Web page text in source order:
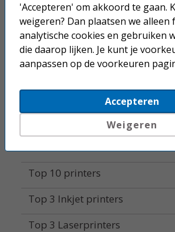
Alle printers
Mobiele printers
Accessoires
Supplies
Top 10 printers
Top 3 Inkjet printers
Top 3 Laserprinters
'Accepteren' om akkoord te gaan.
weigeren? Dan plaatsen we alleen
analytische cookies en gebruiken
die daarop lijken. Je kunt je
aanpassen op de voorkeuren
Accepteren
Weigeren